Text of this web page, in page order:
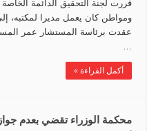
قررت لجنة التحقيق الدائمة
ومواطن كان يعمل مديرا لمكتبه،
عقدت برئاسة المستشار عمر
…
أكمل القراءة »
محكمة الوزراء تقضي بعدم